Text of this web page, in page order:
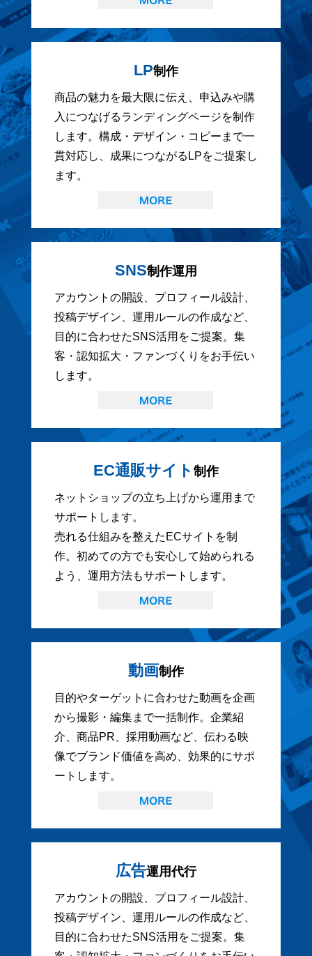
LP制作
商品の魅力を最大限に伝え、申込みや購
入につなげるランディングページを制作
します。構成・デザイン・コピーまで一
貫対応し、成果につながるLPをご提案し
ます。
SNS制作運用
アカウントの開設、プロフィール設計、
投稿デザイン、運用ルールの作成など、
目的に合わせたSNS活用をご提案。集
客・認知拡大・ファンづくりをお手伝い
します。
EC通販サイト 制作
ネットショップの立ち上げから運用まで
サポートします。
売れる仕組みを整えたECサイトを制
作。初めての方でも安心して始められる
よう、運用方法もサポートします。
動画制作
目的やターゲットに合わせた動画を企画
から撮影・編集まで一括制作。企業紹
介、商品PR、採用動画など、伝わる映
像でブランド価値を高め、効果的にサポ
ートします。
広告運用代行
アカウントの開設、プロフィール設計、
投稿デザイン、運用ルールの作成など、
目的に合わせたSNS活用をご提案。集